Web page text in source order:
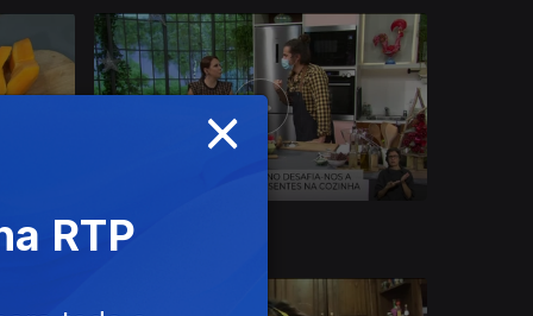
11 dez. 2020
×
RTP